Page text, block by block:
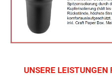
UNSERE LEISTUNGEN